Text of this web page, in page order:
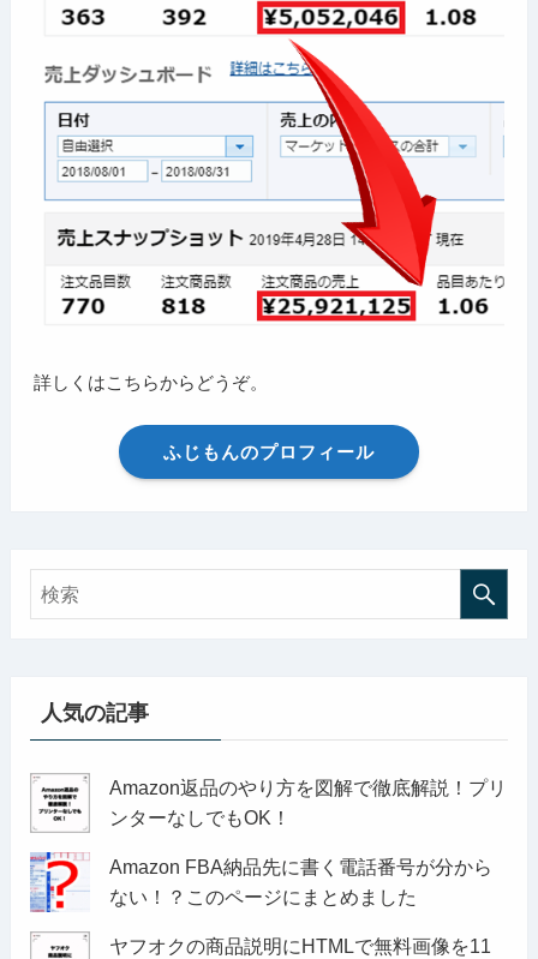
詳しくはこちらからどうぞ。
ふじもんのプロフィール
人気の記事
Amazon返品のやり方を図解で徹底解説！プリ
ンターなしでもOK！
Amazon FBA納品先に書く電話番号が分から
ない！？このページにまとめました
ヤフオクの商品説明にHTMLで無料画像を11